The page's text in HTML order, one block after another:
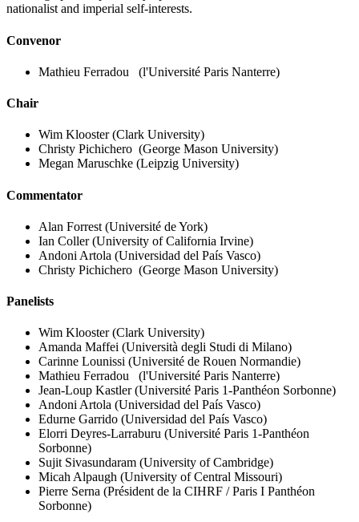
nationalist and imperial self-interests.
Convenor
Mathieu Ferradou (l'Université Paris Nanterre)
Chair
Wim Klooster(Clark University)
Christy Pichichero (George Mason University)
Megan Maruschke (Leipzig University)
Commentator
Alan Forrest (Université de York)
Ian Coller(University of California Irvine)
Andoni Artola (Universidad del País Vasco)
Christy Pichichero (George Mason University)
Panelists
Wim Klooster(Clark University)
Amanda Maffei (Università degli Studi di Milano)
Carinne Lounissi (Université de Rouen Normandie)
Mathieu Ferradou (l'Université Paris Nanterre)
Jean-Loup Kastler(Université Paris 1-Panthéon Sorbonne)
Andoni Artola (Universidad del País Vasco)
Edurne Garrido (Universidad del País Vasco)
Elorri Deyres-Larraburu (Université Paris 1-Panthéon
Sorbonne)
Sujit Sivasundaram (University of Cambridge)
Micah Alpaugh (University of Central Missouri)
Pierre Serna (Président de la CIHRF / Paris I Panthéon
Sorbonne)